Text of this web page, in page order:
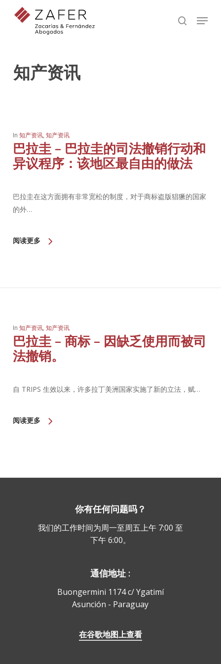
search
Menu
知产资讯
In 知产资讯, 知产资讯
巴拉圭 – 巴拉圭的司法撤销行动和
异议程序：该地区最自由的做法
巴拉圭在这方面拥有非常宽松的制度，对于商标盗版猖獗的国家
的外…
阅读更多
In 知产资讯, 知产资讯
巴拉圭 – 商标 – 因缺乏使用而被司
法撤销。
自 TRIPS 生效以来，许多拉丁美洲国家实施了新的立法，赋…
阅读更多
你有任何问题吗？
我们的工作时间为周一至周五上午 7:00 至
下午 6:00。
通信地址 :
Buongermini 1174 c/ Ygatimí
Asunción - Paraguay
在谷歌地图上查看